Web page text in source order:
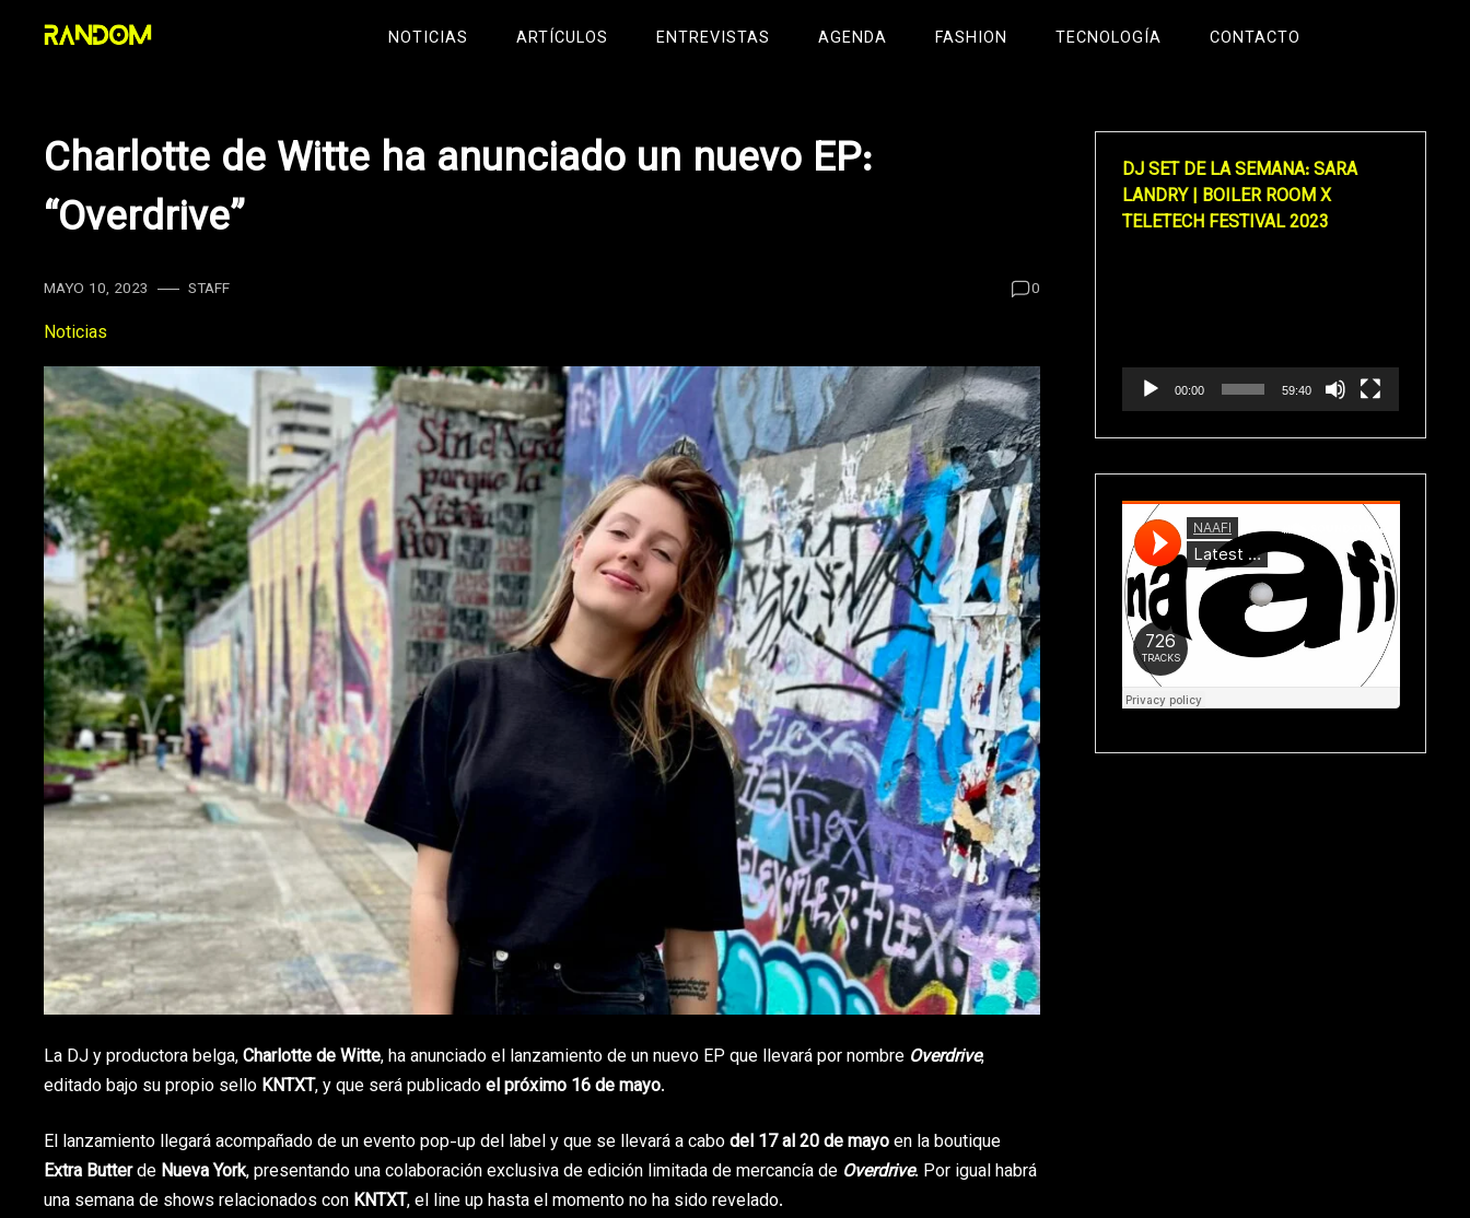
NOTICIAS ARTÍCULOS ENTREVISTAS AGENDA FASHION TECNOLOGÍA CONTACTO
Charlotte de Witte ha anunciado un nuevo EP:
“Overdrive”
MAYO 10, 2023 STAFF 0
Noticias
La DJ y productora belga,Charlotte de Witte, ha anunciado el lanzamiento de un nuevo EP que llevará por nombre Overdrive,
editado bajo su propio sello KNTXT, y que será publicadoel próximo 16 de mayo.
El lanzamiento llegará acompañado de un evento pop-up del label y que se llevará a cabodel 17 al 20 de mayoen la boutique
Extra Butterde Nueva York, presentando una colaboración exclusiva de edición limitada de mercancía de Overdrive. Por igual habrá
una semana de shows relacionados con KNTXT, el line up hasta el momento no ha sido revelado.
DJ SET DE LA SEMANA: SARA
LANDRY | BOILER ROOM X
TELETECH FESTIVAL 2023
00:00 59:40